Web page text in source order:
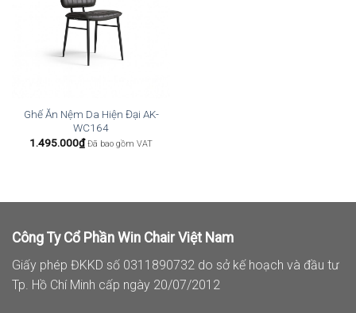
Ghế Ăn Nệm Da Hiện Đại AK-
WC164
1.495.000₫ Đã bao gồm VAT
Công Ty Cổ Phần Win Chair Việt Nam
Giấy phép ĐKKD số 0311890732 do sở kế hoạch và đầu tư
Tp. Hồ Chí Minh cấp ngày 20/07/2012